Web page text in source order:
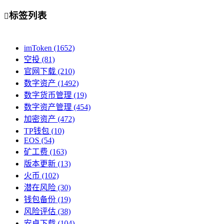
标签列表
imToken (1652)
空投 (81)
官网下载 (210)
数字资产 (1492)
数字货币管理 (19)
数字资产管理 (454)
加密资产 (472)
TP钱包 (10)
EOS (54)
矿工费 (163)
版本更新 (13)
火币 (102)
潜在风险 (30)
钱包备份 (19)
风险评估 (38)